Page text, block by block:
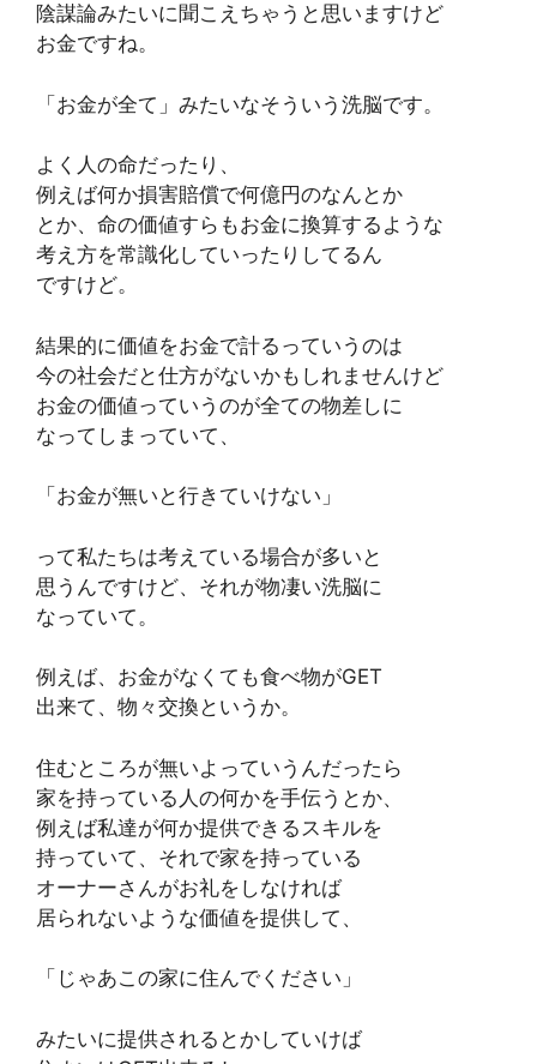
陰謀論みたいに聞こえちゃうと思いますけど
お金ですね。
「お金が全て」みたいなそういう洗脳です。
よく人の命だったり、
例えば何か損害賠償で何億円のなんとか
とか、命の価値すらもお金に換算するような
考え方を常識化していったりしてるん
ですけど。
結果的に価値をお金で計るっていうのは
今の社会だと仕方がないかもしれませんけど
お金の価値っていうのが全ての物差しに
なってしまっていて、
「お金が無いと行きていけない」
って私たちは考えている場合が多いと
思うんですけど、それが物凄い洗脳に
なっていて。
例えば、お金がなくても食べ物がGET
出来て、物々交換というか。
住むところが無いよっていうんだったら
家を持っている人の何かを手伝うとか、
例えば私達が何か提供できるスキルを
持っていて、それで家を持っている
オーナーさんがお礼をしなければ
居られないような価値を提供して、
「じゃあこの家に住んでください」
みたいに提供されるとかしていけば